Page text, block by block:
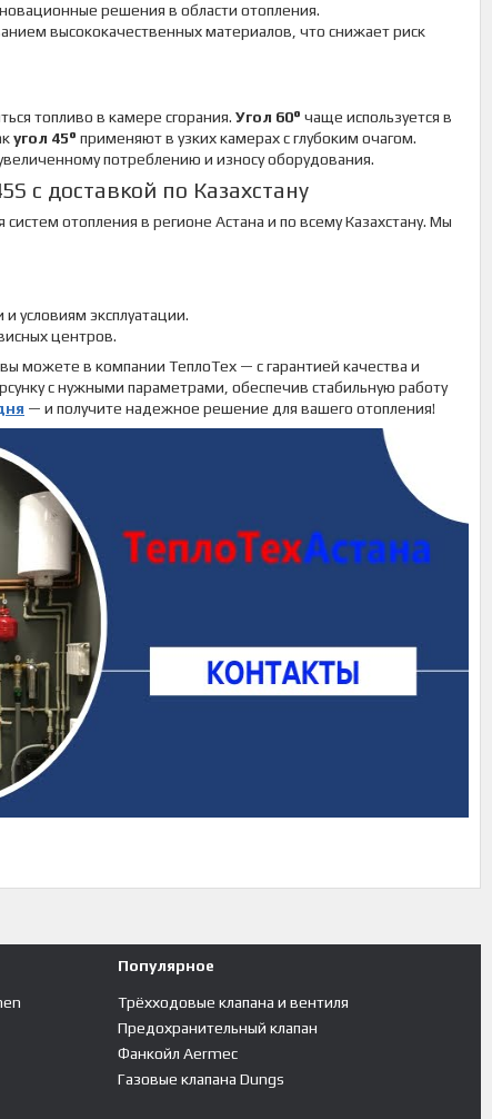
решения в области отопления.
высококачественных материалов, что снижает риск
топливо в камере сгорания. Угол 60° чаще используется в
угол 45° применяют в узких камерах с глубоким очагом.
потреблению и износу оборудования.
с доставкой по Казахстану
отопления в регионе Астана и по всему Казахстану. Мы
условиям эксплуатации.
центров.
можете в компании ТеплоТех — с гарантией качества и
с нужными параметрами, обеспечив стабильную работу
— и получите надежное решение для вашего отопления!
Популярное
Трёхходовые клапана и вентиля
Предохранительный клапан
Фанкойл Aermec
Газовые клапана Dungs